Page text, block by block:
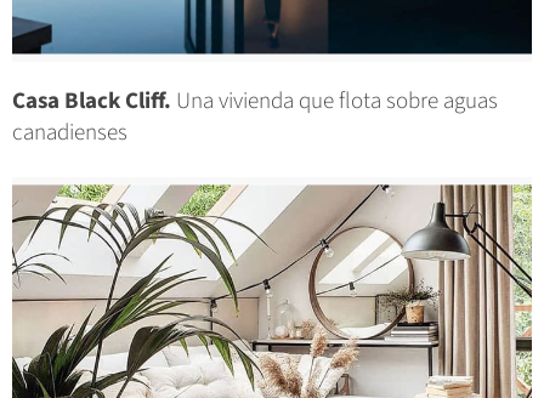
Casa Black Cliff. Una vivienda que flota sobre aguas
canadienses